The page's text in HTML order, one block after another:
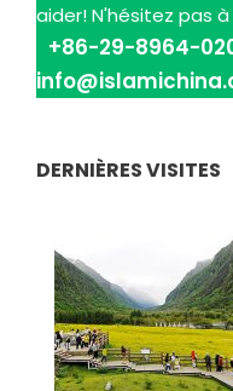
aider! N'hésitez pas
+86-29-8964-
DERNIÈRES VISITES